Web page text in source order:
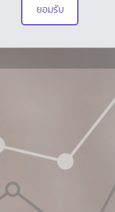
ยอมรับ